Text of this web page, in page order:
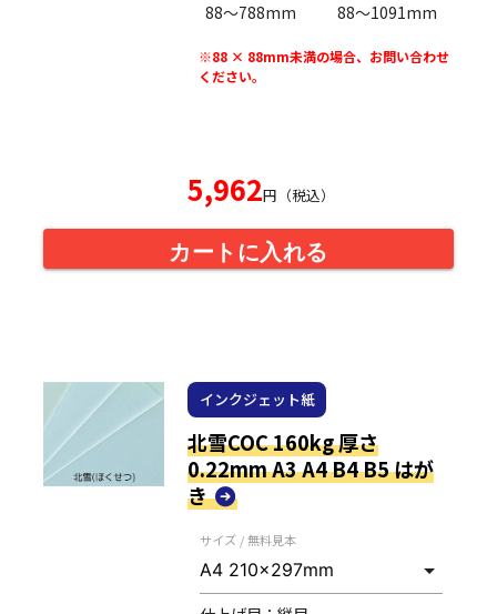
88〜788mm
88〜1091mm
※88 × 88mm未満の場合、お問い合わせ
ください。
5,962円（税込）
カートに入れる
インクジェット紙
北雪COC 160kg 厚さ
0.22mm A3 A4 B4 B5 はが
き
サイズ / 無料見本